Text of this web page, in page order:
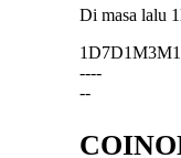
Di masa lalu
1D7D1M3M
----
--